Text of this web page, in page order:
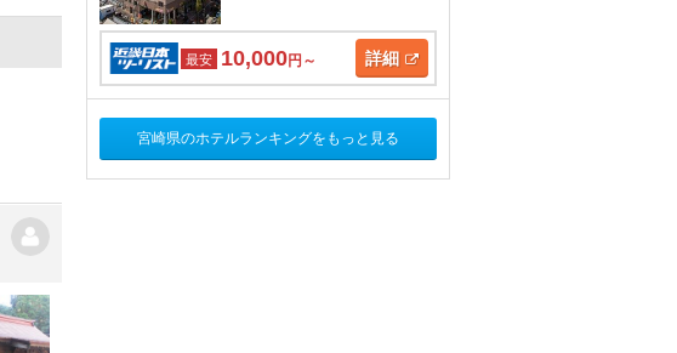
最安 10,000円～ 詳細
宮崎県のホテルランキングをもっと見る